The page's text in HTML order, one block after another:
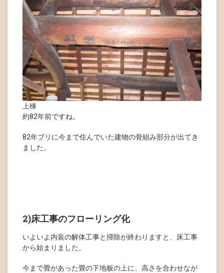
上棟
約82年前ですね。
82年ブリに今まで住んでいた建物の骨組み部分が出てき
ました。
2)床工事のフローリング化
いよいよ内装の解体工事と掃除が終わりますと、床工事
から始まりました。
今まで畳があった畳の下地板の上に、高さを合わせなが